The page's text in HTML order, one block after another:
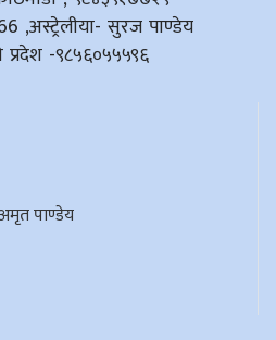
,अस्ट्रेलीया- सुरज पाण्डेय
-९८५६०५५५९६
पाण्डेय